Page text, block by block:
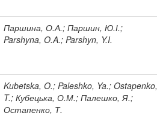
Паршина, О.А.; Паршин, Ю.І.;
Parshyna, O.A.; Parshyn, Y.I.
Kubetska, O.; Paleshko, Ya.; Ostapenko,
T.; Кубецька, О.М.; Палешко, Я.;
Остапенко, Т.